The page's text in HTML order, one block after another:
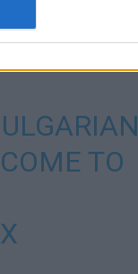
sunt țări, precum
TO